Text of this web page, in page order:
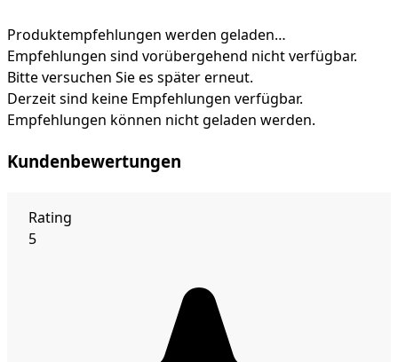
Produktempfehlungen werden geladen…
Empfehlungen sind vorübergehend nicht verfügbar.
Bitte versuchen Sie es später erneut.
Derzeit sind keine Empfehlungen verfügbar.
Empfehlungen können nicht geladen werden.
Kundenbewertungen
Rating
5